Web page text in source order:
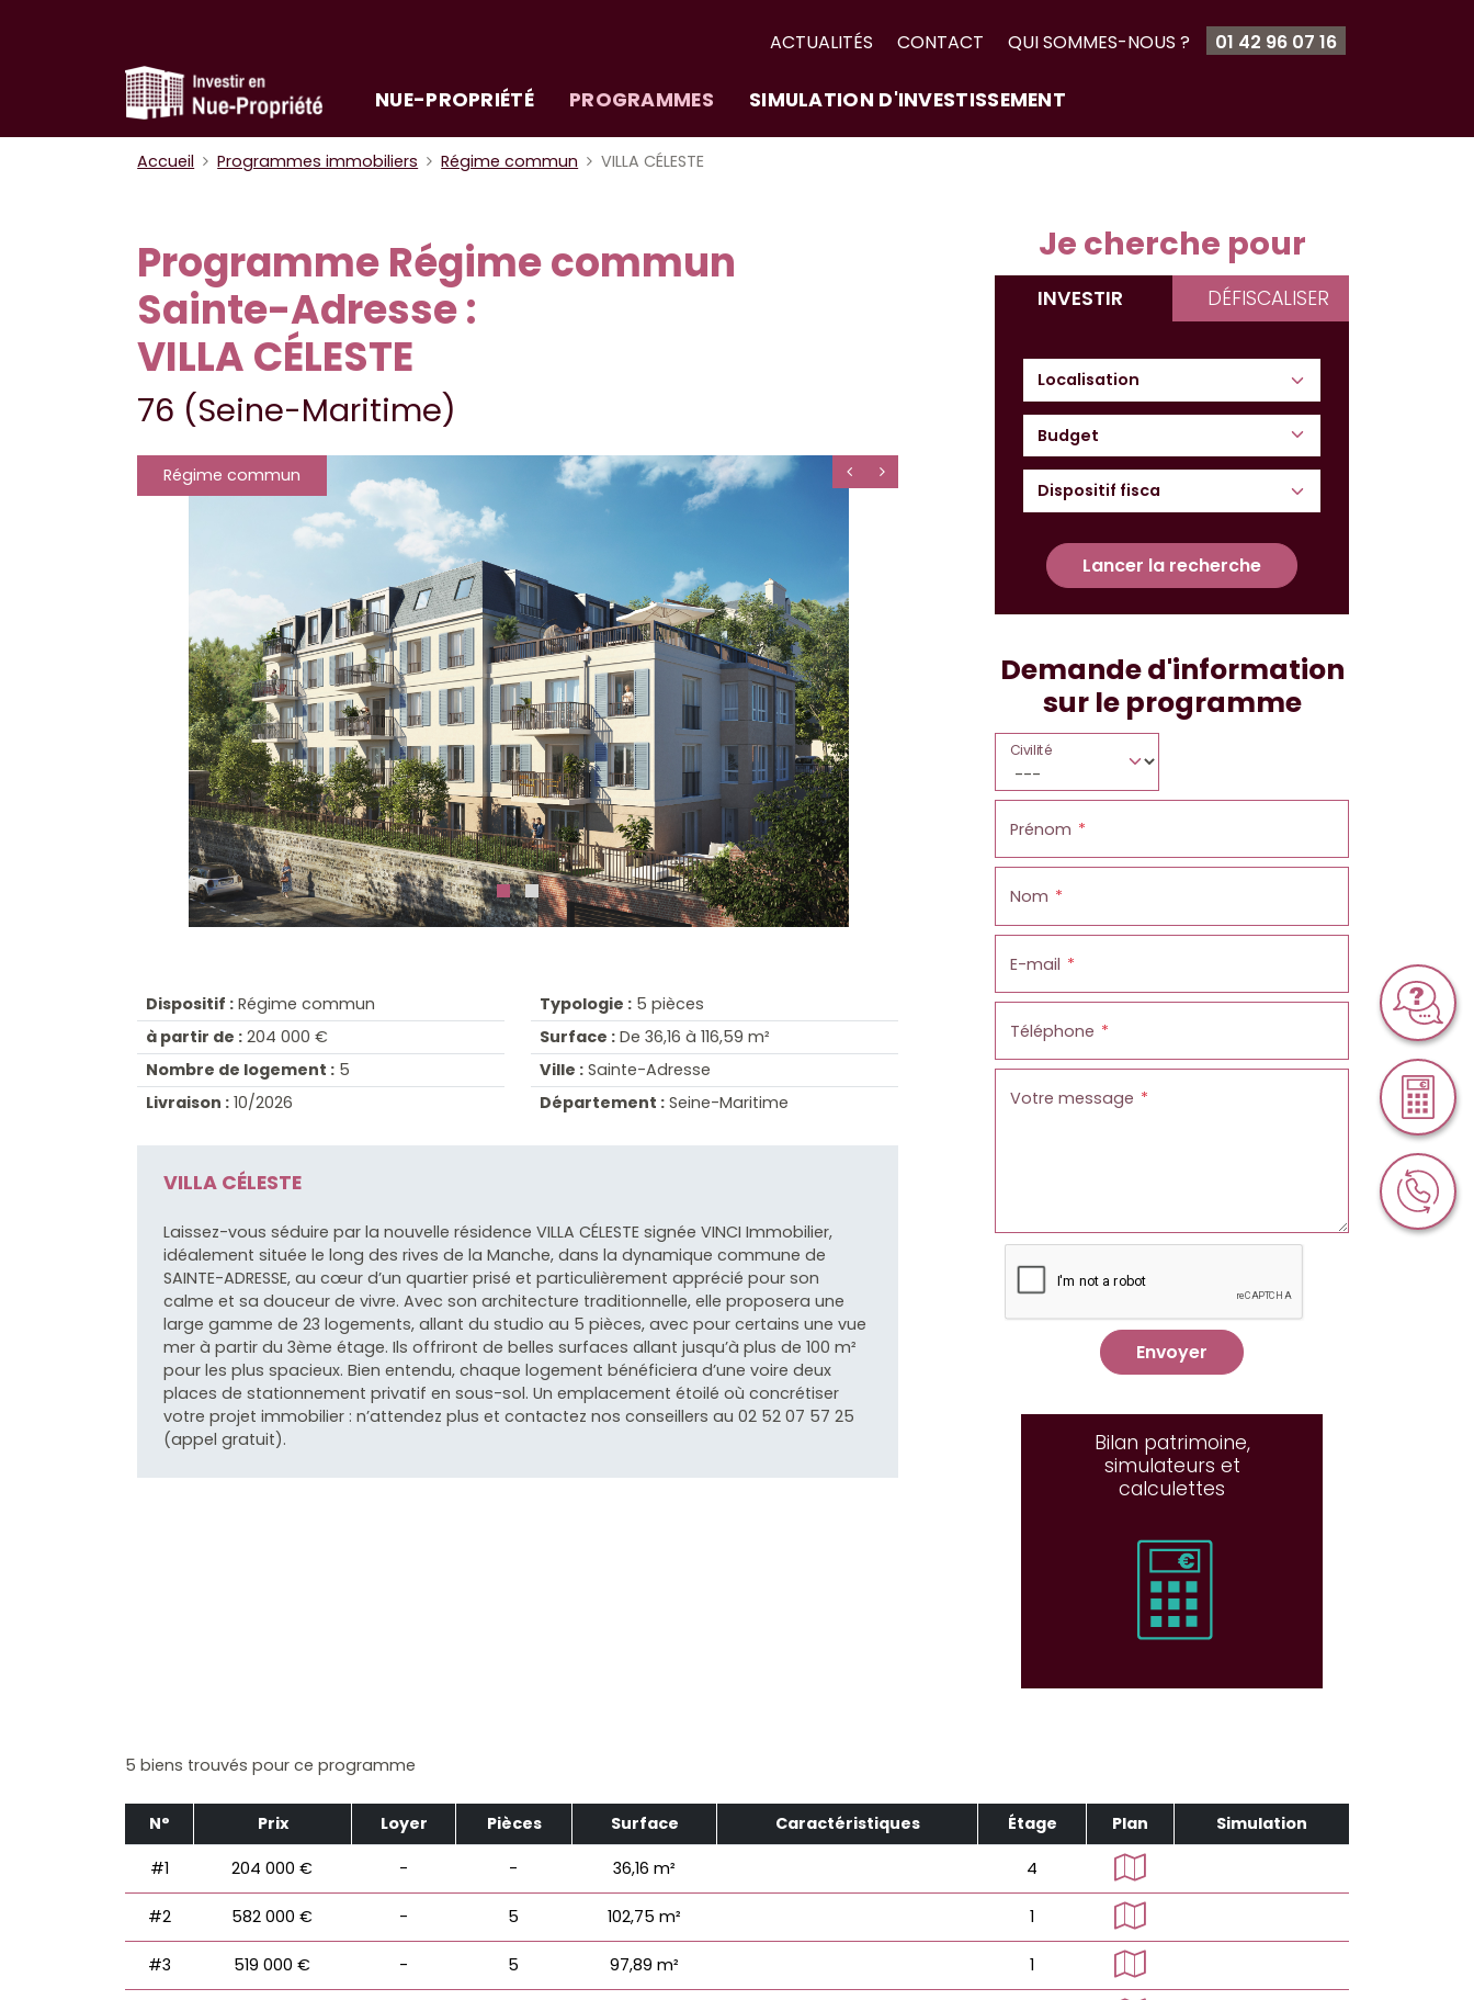
ACTUALITÉS CONTACT QUI SOMMES-NOUS ? 01 42 96 07 16
NUE-PROPRIÉTÉ PROGRAMMES SIMULATION D'INVESTISSEMENT
Accueil Programmes immobiliers Régime commun VILLA CÉLESTE
Programme Régime commun
Sainte-Adresse :
VILLA CÉLESTE
76 (Seine-Maritime)
Régime commun
Dispositif : Régime commun
à partir de : 204 000 €
Nombre de logement : 5
Livraison : 10/2026
Typologie : 5 pièces
Surface : De 36,16 à 116,59 m²
Ville : Sainte-Adresse
Département : Seine-Maritime
VILLA CÉLESTE
Laissez-vous séduire par la nouvelle résidence VILLA CÉLESTE signée VINCI Immobilier,
idéalement située le long des rives de la Manche, dans la dynamique commune de
SAINTE-ADRESSE, au cœur d’un quartier prisé et particulièrement apprécié pour son
calme et sa douceur de vivre. Avec son architecture traditionnelle, elle proposera une
large gamme de 23 logements, allant du studio au 5 pièces, avec pour certains une vue
mer à partir du 3ème étage. Ils offriront de belles surfaces allant jusqu’à plus de 100 m²
pour les plus spacieux. Bien entendu, chaque logement bénéficiera d’une voire deux
places de stationnement privatif en sous-sol. Un emplacement étoilé où concrétiser
votre projet immobilier : n’attendez plus et contactez nos conseillers au 02 52 07 57 25
(appel gratuit).
Je cherche pour
INVESTIR DÉFISCALISER
Budget
Lancer la recherche
Demande d'information
sur le programme
Civilité
Prénom
Nom
E-mail
Téléphone
Votre message
Envoyer
Bilan patrimoine,
simulateurs et
calculettes
5 biens trouvés pour ce programme
N° Prix Loyer Pièces Surface Caractéristiques Étage Plan Simulation
#1 204 000 € - - 36,16 m² 4
#2 582 000 € - 5 102,75 m² 1
#3 519 000 € - 5 97,89 m² 1